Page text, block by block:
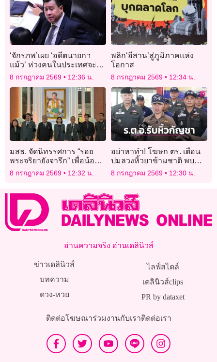
‘จักรภพ’เผย ‘อดีตนายกฯ
แม้ว’ ห่วงคนในประเทศจะ
ต่อสู้ทางการเมืองกันจนล้ม
การพัฒนา
8 กรกฎาคม 2569 12:36 น.
พลิก‘อีสาน’สู่ภูมิภาคแห่ง
โอกาส
8 กรกฎาคม 2569 12:34 น.
มสธ. จัดนิทรรศการ “รอย
พระจริยายังจารึก” เพื่อน้อม
สำนึกในพระมหากรุณาธิคุณ
และเฉลิมพระเกียรติ แด่ เจ้า
8 กรกฎาคม 2569 12:32 น.
อย่าหาทำ! โฆษก ตร. เตือน
ปมลวงหิ้วยาข้ามชาติ พบ
‘ร.ต.อ.หญิง’ ยังตกเป็นเหยื่อ
8 กรกฎาคม 2569 12:30 น.
อ่านความจริง อ่านเดลินิวส์
ข่าวเดลินิวส์
บทความ
ดวง-หวย
ไลฟ์สไตล์
เดลินิวส์clips
PR by dataxet
ติดต่อโฆษณาร่วมงานกับเราติดต่อเรา